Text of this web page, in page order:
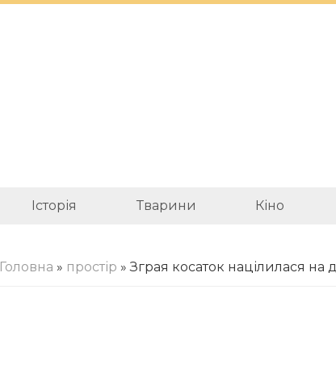
Історія Тварини Кіно
Головна » простір » Зграя косаток націлилася на